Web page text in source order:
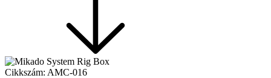
Cikkszám: AMC-016